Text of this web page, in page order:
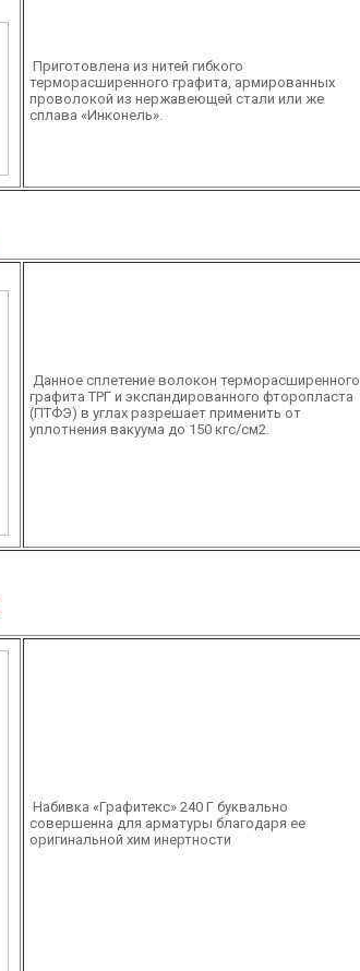
Приготовлена из нитей гибкого
терморасширенного графита, армированных
проволокой из нержавеющей стали или же
сплава «Инконель».
Данное сплетение волокон терморасширенного
графита ТРГ и экспандированного фторопласта
(ПТФЭ) в углах разрешает применить от
уплотнения вакуума до 150 кгс/см2.
Набивка «Графитекс» 240 Г буквально
совершенна для арматуры благодаря ее
оригинальной хим инертности